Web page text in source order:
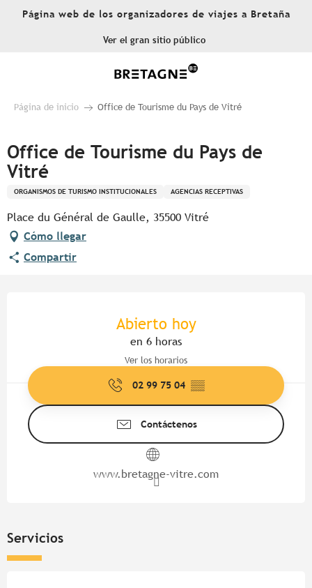
AllerPágina web de los organizadores de viajes a Bretaña
Ver el gran sitio público
Página de inicio Office de Tourisme du Pays de Vitré
Office de Tourisme du Pays de
Vitré
ORGANISMOS DE TURISMO INSTITUCIONALES AGENCIAS RECEPTIVAS
Place du Général de Gaulle, 35500 Vitré
Cómo llegar
Compartir
Abierto hoy
en 6 horas
Ver los horarios
02 99 75 04 ▒▒
Contáctenos
www.bretagne-vitre.com
Servicios